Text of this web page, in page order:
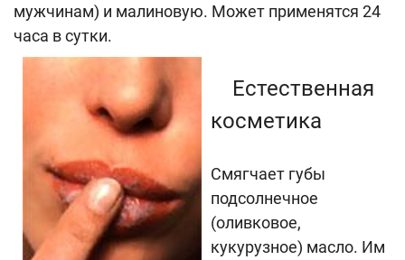
мужчинам) и малиновую. Может применятся 24
часа в сутки.
Естественная
косметика
Смягчает губы
подсолнечное
(оливковое,
кукурузное) масло. Им